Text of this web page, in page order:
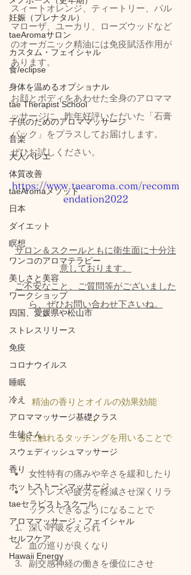
妊娠（プレナタル）
taeAromaサロン
カスタム・フェイシャル
食/eclipse
身体を温めるオプショナル
tae Therapist School
子供のためのアロママッサージ
音楽
大人バレエ
体質改善
taeAromaメソッド
日本
ダイエット
瞑想
ワンコのアロマテラピー
美しさと美容
ワークショップ
四国、愛媛県や松山市
ストレスリリース
免疫
コロナウイルス
睡眠
冷え
アロママッサージ基礎クラス
生徒さん
スウェディッシュマッサージ
香り
ホットストーンマッサージ
taeセラピストスクール
アロママッサージ・フェイシャル
セルフケア
Hawaii Energy
​スィートオレンジ、ティートリー、パル
マローザ、ユーカリ、ローズウッドなど
のオーガニック精油には免疫賦活作用が
あります。
お顔とボディをあわせた全身のアロママ
ッサージに、昨年好評いただいた「石膏
パック」をプラスしてお届けします。
ぜひお試しください。
https://www.taearoma.com/recomm
endation2022
サロン＆スクールともに衛生面に十分注
意しております。
ご不安なこと、ご質問等がございました
ら、ぜひお問い合わせ下さいね。
精油の香りとオイルの効果効能
＋
肌に触れるタッチングを用いることで
女性特有の痛みや辛さを緩和したり
ストレスや疲労を軽減させ深くリラ
ックスできるようになることで
深い呼吸をえられ
血の巡りが良くなり
副交感神経の働きを優位にさせ